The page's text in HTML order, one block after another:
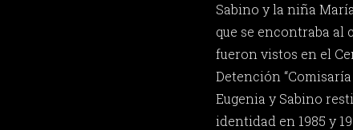
Sabino y la niña
que se encontraba al
fueron vistos en el
Detención “Comisaría
Eugenia y Sabino
identidad en 1985 y